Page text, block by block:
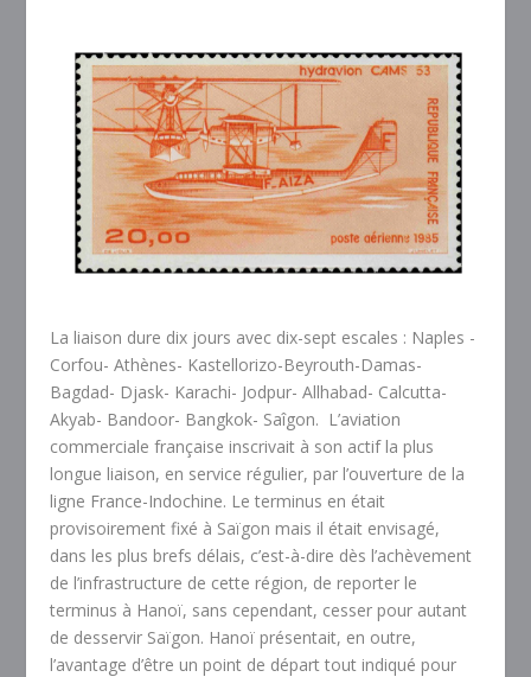
La liaison dure dix jours avec dix-sept escales : Naples -
Corfou- Athènes- Kastellorizo-Beyrouth-Damas-
Bagdad- Djask- Karachi- Jodpur- Allhabad- Calcutta-
Akyab- Bandoor- Bangkok- Saîgon. L’aviation
commerciale française inscrivait à son actif la plus
longue liaison, en service régulier, par l’ouverture de la
ligne France-Indochine. Le terminus en était
provisoirement fixé à Saïgon mais il était envisagé,
dans les plus brefs délais, c’est-à-dire dès l’achèvement
de l’infrastructure de cette région, de reporter le
terminus à Hanoï, sans cependant, cesser pour autant
de desservir Saïgon. Hanoï présentait, en outre,
l’avantage d’être un point de départ tout indiqué pour